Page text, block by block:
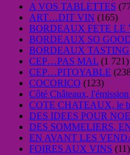
A VOS TABLETTES
ART…DIT VIN (165)
BORDEAUX FETE LE
BORDEAUX SO
BORDEAUX TASTING
CEP…PAS MAL (1 721)
CEP…PITOYABLE
COCORICO (123)
Côté Châteaux,
COTE CHATEAUX, le
DES IDEES POUR
DES SOMMELIERS,
EN AVANT LES
FOIRES AUX VINS (11)